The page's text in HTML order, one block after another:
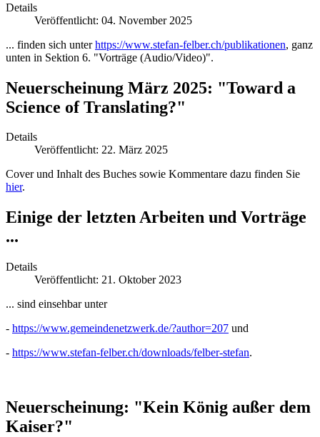
Details
Veröffentlicht: 04. November 2025
... finden sich unterhttps://www.stefan-felber.ch/publikationen, ganz
unten in Sektion 6. "Vorträge (Audio/Video)".
Neuerscheinung März 2025: "Toward a
Science of Translating?"
Details
Veröffentlicht: 22. März 2025
Cover und Inhalt des Buches sowie Kommentare dazu finden Sie
hier.
Einige der letzten Arbeiten und Vorträge
...
Details
Veröffentlicht: 21. Oktober 2023
... sind einsehbar unter
- https://www.gemeindenetzwerk.de/?author=207 und
- https://www.stefan-felber.ch/downloads/felber-stefan.
Neuerscheinung: "Kein König außer dem
Kaiser?"